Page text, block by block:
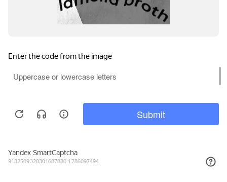
Автомобили в продаже
Авто»